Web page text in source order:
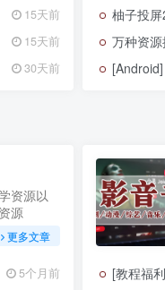
15天前
15天前
30天前
柚子投
万种资源
[Android] 监控
资源以
源
更多文章
5个月前 [教程福